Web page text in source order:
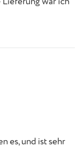
es, und ist sehr